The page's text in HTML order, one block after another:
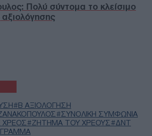
Πολύ σύντομα το κλείσιμο
Β ΑΞΙΟΛΟΓΗΣΗ
ΣΥΝΟΛΙΚΗ ΣΥΜΦΩΝΙΑ
ΧΡΕΟΣ
ΖΗΤΗΜΑ ΤΟΥ ΧΡΕΟΥΣ
ΔΝΤ